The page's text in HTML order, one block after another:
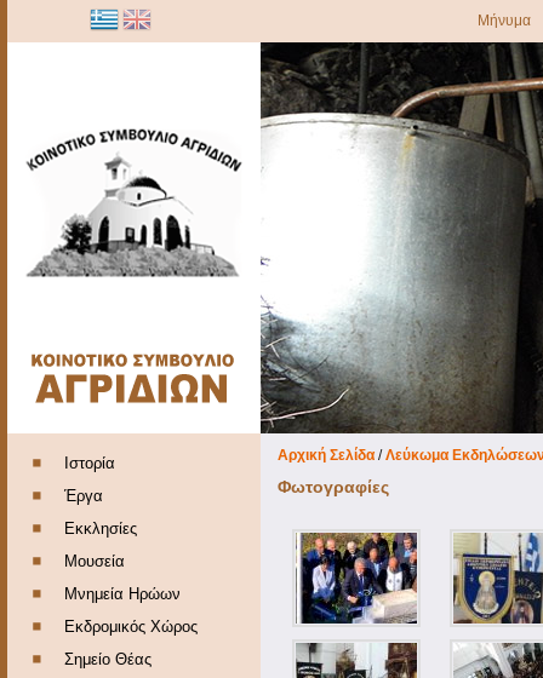
Μήνυμα
Ιστορία
Έργα
Εκκλησίες
Μουσεία
Μνημεία Ηρώων
Εκδρομικός Χώρος
Σημείο Θέας
Αρχική Σελίδα /Λεύκωμα
Φωτογραφίες